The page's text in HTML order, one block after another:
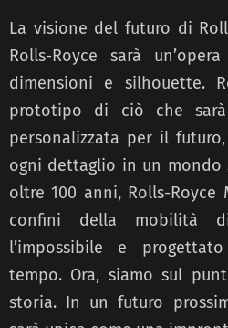
La visione del futuro di
Rolls-Royce sarà
dimensioni e silhouette.
prototipo di ciò che sarà
personalizzata per il
ogni dettaglio in un mondo
oltre 100 anni, Rolls-
confini della mobilità
l’impossibile e
tempo. Ora, siamo sul
storia. In un futuro